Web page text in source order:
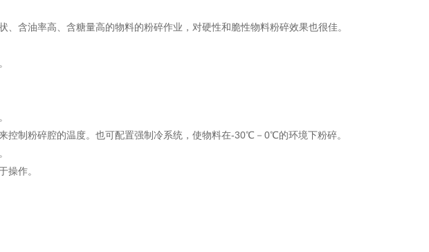
油率高、含糖量高的物料的粉碎作业，对硬性和脆性物料粉碎效果也很佳。
粉碎腔的温度。也可配置强制冷系统，使物料在-30℃－0℃的环境下粉碎。
作。